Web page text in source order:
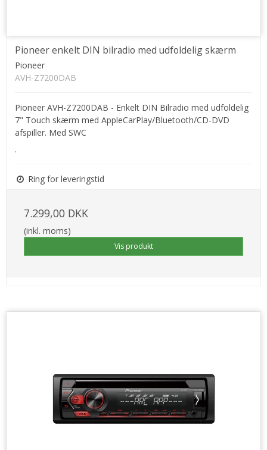
Pioneer enkelt DIN bilradio med udfoldelig skærm
Pioneer
AVH-Z7200DAB
Pioneer AVH-Z7200DAB - Enkelt DIN Bilradio med udfoldelig
7" Touch skærm med AppleCarPlay/Bluetooth/CD-DVD
afspiller. Med SWC
.
Ring for leveringstid
7.299,00 DKK
(inkl. moms)
Vis produkt